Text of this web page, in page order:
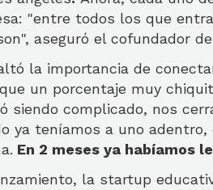
"entre todos los que
aseguró el cofundador
la importancia de
un porcentaje muy
siendo complicado, nos
ya teníamos a uno
En 2 meses ya habíamos
la startup